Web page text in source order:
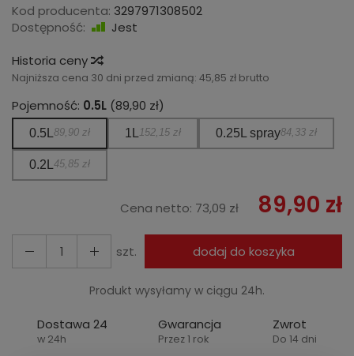
Kod producenta: 3297971308502
Dostępność:
Jest
Historia ceny
Najniższa cena 30 dni przed zmianą: 45,85 zł brutto
Pojemność: 0.5L (89,90 zł)
0.5L 89,90 zł 1L 152,15 zł 0.25L spray84,33 zł
0.2L 45,85 zł
Cena netto: 73,09 zł 89,90 zł
szt. dodaj do koszyka
Produkt wysyłamy w ciągu 24h.
Dostawa 24
w 24h
Gwarancja
Przez 1 rok
Zwrot
Do 14 dni